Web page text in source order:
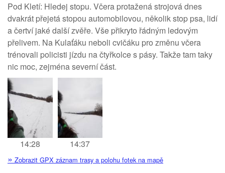
Pod Kletí: Hledej stopu. Včera protažená strojová dnes
dvakrát přejetá stopou automobilovou, několik stop psa, lidí
a čertví jaké další zvěře. Vše přikryto řádným ledovým
přelivem. Na Kulaťáku neboli cvičáku pro změnu včera
trénovali policisti jízdu na čtyřkolce s pásy. Takže tam taky
nic moc, zejména severní část.
14:28 14:37
» Zobrazit GPX záznam trasy a polohu fotek na mapě